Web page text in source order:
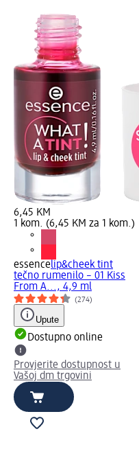
6,45 KM
1 kom. (6,45 KM za 1 kom.)
essencelip&cheek tint
tečno rumenilo – 01 Kiss
From A..., 4,9 ml
(274)
Upute
Dostupno online
Provjerite dostupnost u
Vašoj dm trgovini